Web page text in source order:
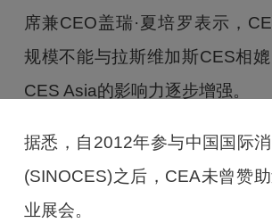
席兼CEO盖瑞·夏培罗表示，
规模不能与拉斯维加斯CES相
CES Asia的影响力逐步增强。
据悉，自2012年参与中国国际
(SINOCES)之后，CEA未曾赞
业展会。